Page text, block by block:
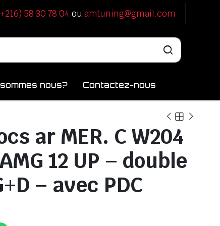
58 30 78 04 ou amtuning@gmail.com
nous? Contactez-nous
ar MER. C W204
12 UP – double
– avec PDC